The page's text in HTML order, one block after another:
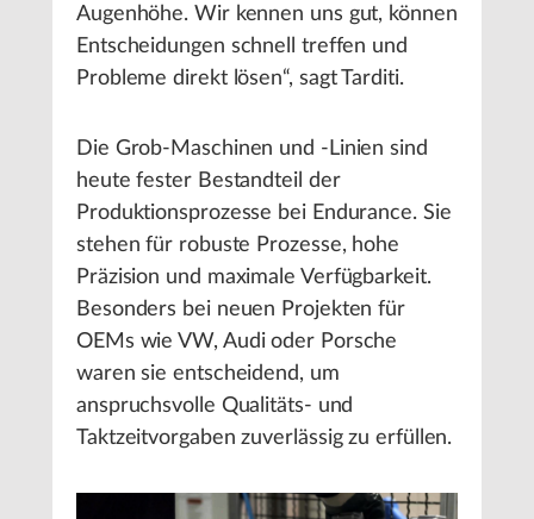
Augenhöhe. Wir kennen uns gut, können
Entscheidungen schnell treffen und
Probleme direkt lösen“, sagt Tarditi.
Die Grob-Maschinen und -Linien sind
heute fester Bestandteil der
Produktionsprozesse bei Endurance. Sie
stehen für robuste Prozesse, hohe
Präzision und maximale Verfügbarkeit.
Besonders bei neuen Projekten für
OEMs wie VW, Audi oder Porsche
waren sie entscheidend, um
anspruchsvolle Qualitäts- und
Taktzeitvorgaben zuverlässig zu erfüllen.